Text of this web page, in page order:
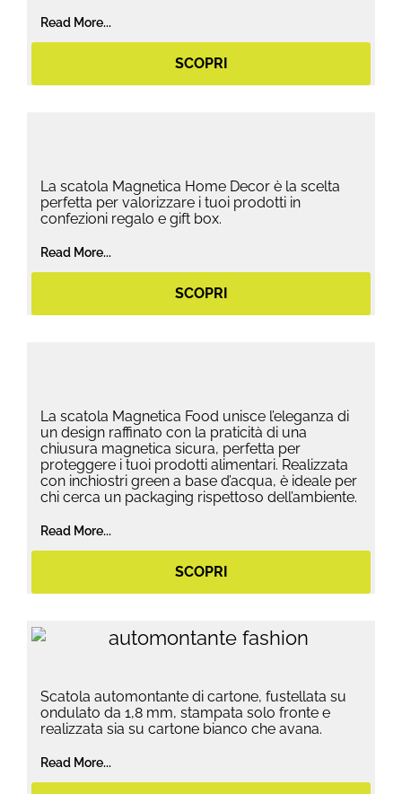
Read More...
SCOPRI
La scatola Magnetica Home Decor è la scelta
perfetta per valorizzare i tuoi prodotti in
confezioni regalo e gift box.
Read More...
SCOPRI
La scatola Magnetica Food unisce l’eleganza di
un design raffinato con la praticità di una
chiusura magnetica sicura, perfetta per
proteggere i tuoi prodotti alimentari. Realizzata
con inchiostri green a base d’acqua, è ideale per
chi cerca un packaging rispettoso dell’ambiente.
Read More...
SCOPRI
Scatola automontante di cartone, fustellata su
ondulato da 1,8 mm, stampata solo fronte e
realizzata sia su cartone bianco che avana.
Read More...